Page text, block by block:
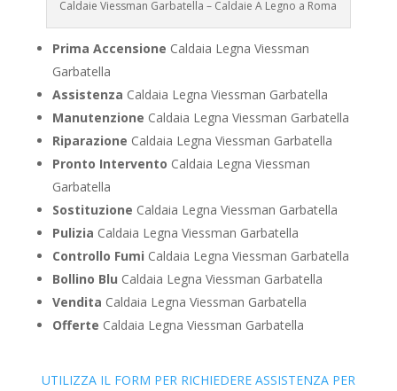
Caldaie Viessman Garbatella – Caldaie A Legno a Roma
Prima Accensione Caldaia Legna Viessman
Garbatella
Assistenza Caldaia Legna Viessman Garbatella
Manutenzione Caldaia Legna Viessman Garbatella
Riparazione Caldaia Legna Viessman Garbatella
Pronto Intervento Caldaia Legna Viessman
Garbatella
Sostituzione Caldaia Legna Viessman Garbatella
Pulizia Caldaia Legna Viessman Garbatella
Controllo Fumi Caldaia Legna Viessman Garbatella
Bollino Blu Caldaia Legna Viessman Garbatella
Vendita Caldaia Legna Viessman Garbatella
Offerte Caldaia Legna Viessman Garbatella
UTILIZZA IL FORM PER RICHIEDERE ASSISTENZA PER